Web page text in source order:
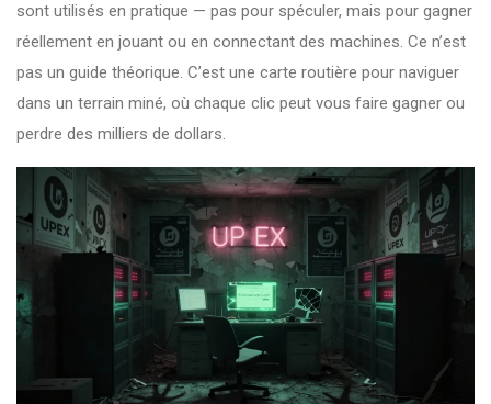
sont utilisés en pratique — pas pour spéculer, mais pour gagner
réellement en jouant ou en connectant des machines. Ce n’est
pas un guide théorique. C’est une carte routière pour naviguer
dans un terrain miné, où chaque clic peut vous faire gagner ou
perdre des milliers de dollars.